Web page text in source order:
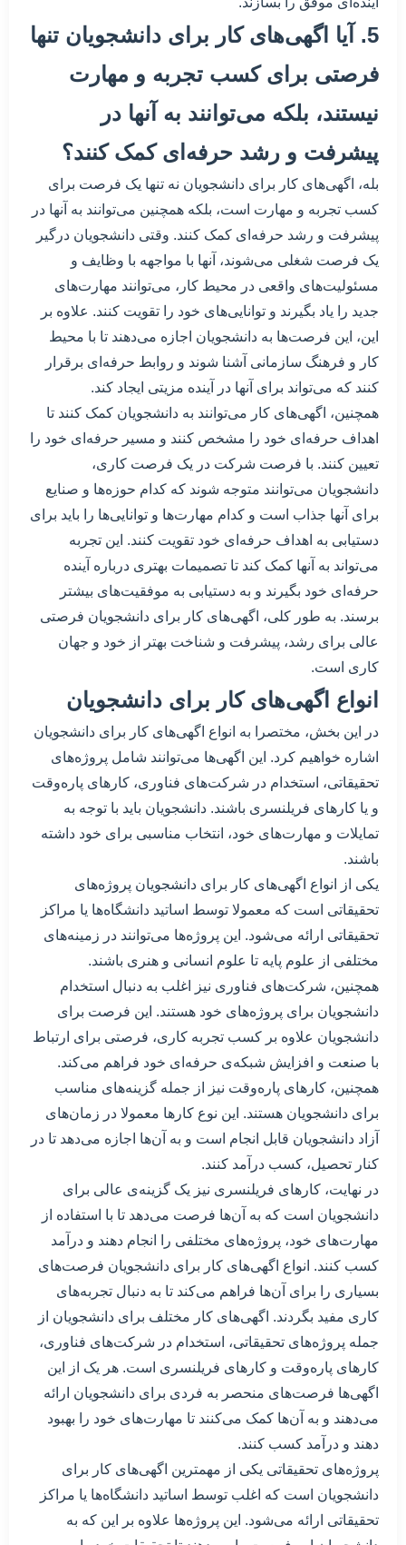
5. آیا اگهی‌های کار برای دانشجویان تنها
فرصتی برای کسب تجربه و مهارت
نیستند، بلکه می‌توانند به آنها در
پیشرفت و رشد حرفه‌ای کمک کنند؟
بله، اگهی‌های کار برای دانشجویان نه تنها یک فرصت برای
کسب تجربه و مهارت است، بلکه همچنین می‌توانند به آنها در
پیشرفت و رشد حرفه‌ای کمک کنند. وقتی دانشجویان درگیر
یک فرصت شغلی می‌شوند، آنها با مواجهه با وظایف و
مسئولیت‌های واقعی در محیط کار، می‌توانند مهارت‌های
جدید را یاد بگیرند و توانایی‌های خود را تقویت کنند. علاوه بر
این، این فرصت‌ها به دانشجویان اجازه می‌دهند تا با محیط
کار و فرهنگ سازمانی آشنا شوند و روابط حرفه‌ای برقرار
کنند که می‌تواند برای آنها در آینده مزیتی ایجاد کند.
همچنین، اگهی‌های کار می‌توانند به دانشجویان کمک کنند تا
اهداف حرفه‌ای خود را مشخص کنند و مسیر حرفه‌ای خود را
تعیین کنند. با فرصت شرکت در یک فرصت کاری،
دانشجویان می‌توانند متوجه شوند که کدام حوزه‌ها و صنایع
برای آنها جذاب است و کدام مهارت‌ها و توانایی‌ها را باید برای
دستیابی به اهداف حرفه‌ای خود تقویت کنند. این تجربه
می‌تواند به آنها کمک کند تا تصمیمات بهتری درباره آینده
حرفه‌ای خود بگیرند و به دستیابی به موفقیت‌های بیشتر
برسند. به طور کلی، اگهی‌های کار برای دانشجویان فرصتی
عالی برای رشد، پیشرفت و شناخت بهتر از خود و جهان
کاری است.
انواع اگهی‌های کار برای دانشجویان
در این بخش، مختصرا به انواع اگهی‌های کار برای دانشجویان
اشاره خواهیم کرد. این اگهی‌ها می‌توانند شامل پروژه‌های
تحقیقاتی، استخدام در شرکت‌های فناوری، کارهای پاره‌وقت
و یا کارهای فریلنسری باشند. دانشجویان باید با توجه به
تمایلات و مهارت‌های خود، انتخاب مناسبی برای خود داشته
باشند.
یکی از انواع اگهی‌های کار برای دانشجویان پروژه‌های
تحقیقاتی است که معمولا توسط اساتید دانشگاه‌ها یا مراکز
تحقیقاتی ارائه می‌شود. این پروژه‌ها می‌توانند در زمینه‌های
مختلفی از علوم پایه تا علوم انسانی و هنری باشند.
همچنین، شرکت‌های فناوری نیز اغلب به دنبال استخدام
دانشجویان برای پروژه‌های خود هستند. این فرصت برای
دانشجویان علاوه بر کسب تجربه کاری، فرصتی برای ارتباط
با صنعت و افزایش شبکه‌ی حرفه‌ای خود فراهم می‌کند.
همچنین، کارهای پاره‌وقت نیز از جمله گزینه‌های مناسب
برای دانشجویان هستند. این نوع کارها معمولا در زمان‌های
آزاد دانشجویان قابل انجام است و به آن‌ها اجازه می‌دهد تا در
کنار تحصیل، کسب درآمد کنند.
در نهایت، کارهای فریلنسری نیز یک گزینه‌ی عالی برای
دانشجویان است که به آن‌ها فرصت می‌دهد تا با استفاده از
مهارت‌های خود، پروژه‌های مختلفی را انجام دهند و درآمد
کسب کنند. انواع اگهی‌های کار برای دانشجویان فرصت‌های
بسیاری را برای آن‌ها فراهم می‌کند تا به دنبال تجربه‌های
کاری مفید بگردند. اگهی‌های کار مختلف برای دانشجویان از
جمله پروژه‌های تحقیقاتی، استخدام در شرکت‌های فناوری،
کارهای پاره‌وقت و کارهای فریلنسری است. هر یک از این
اگهی‌ها فرصت‌های منحصر به فردی برای دانشجویان ارائه
می‌دهند و به آن‌ها کمک می‌کنند تا مهارت‌های خود را بهبود
دهند و درآمد کسب کنند.
پروژه‌های تحقیقاتی یکی از مهمترین اگهی‌های کار برای
دانشجویان است که اغلب توسط اساتید دانشگاه‌ها یا مراکز
تحقیقاتی ارائه می‌شود. این پروژه‌ها علاوه بر این که به